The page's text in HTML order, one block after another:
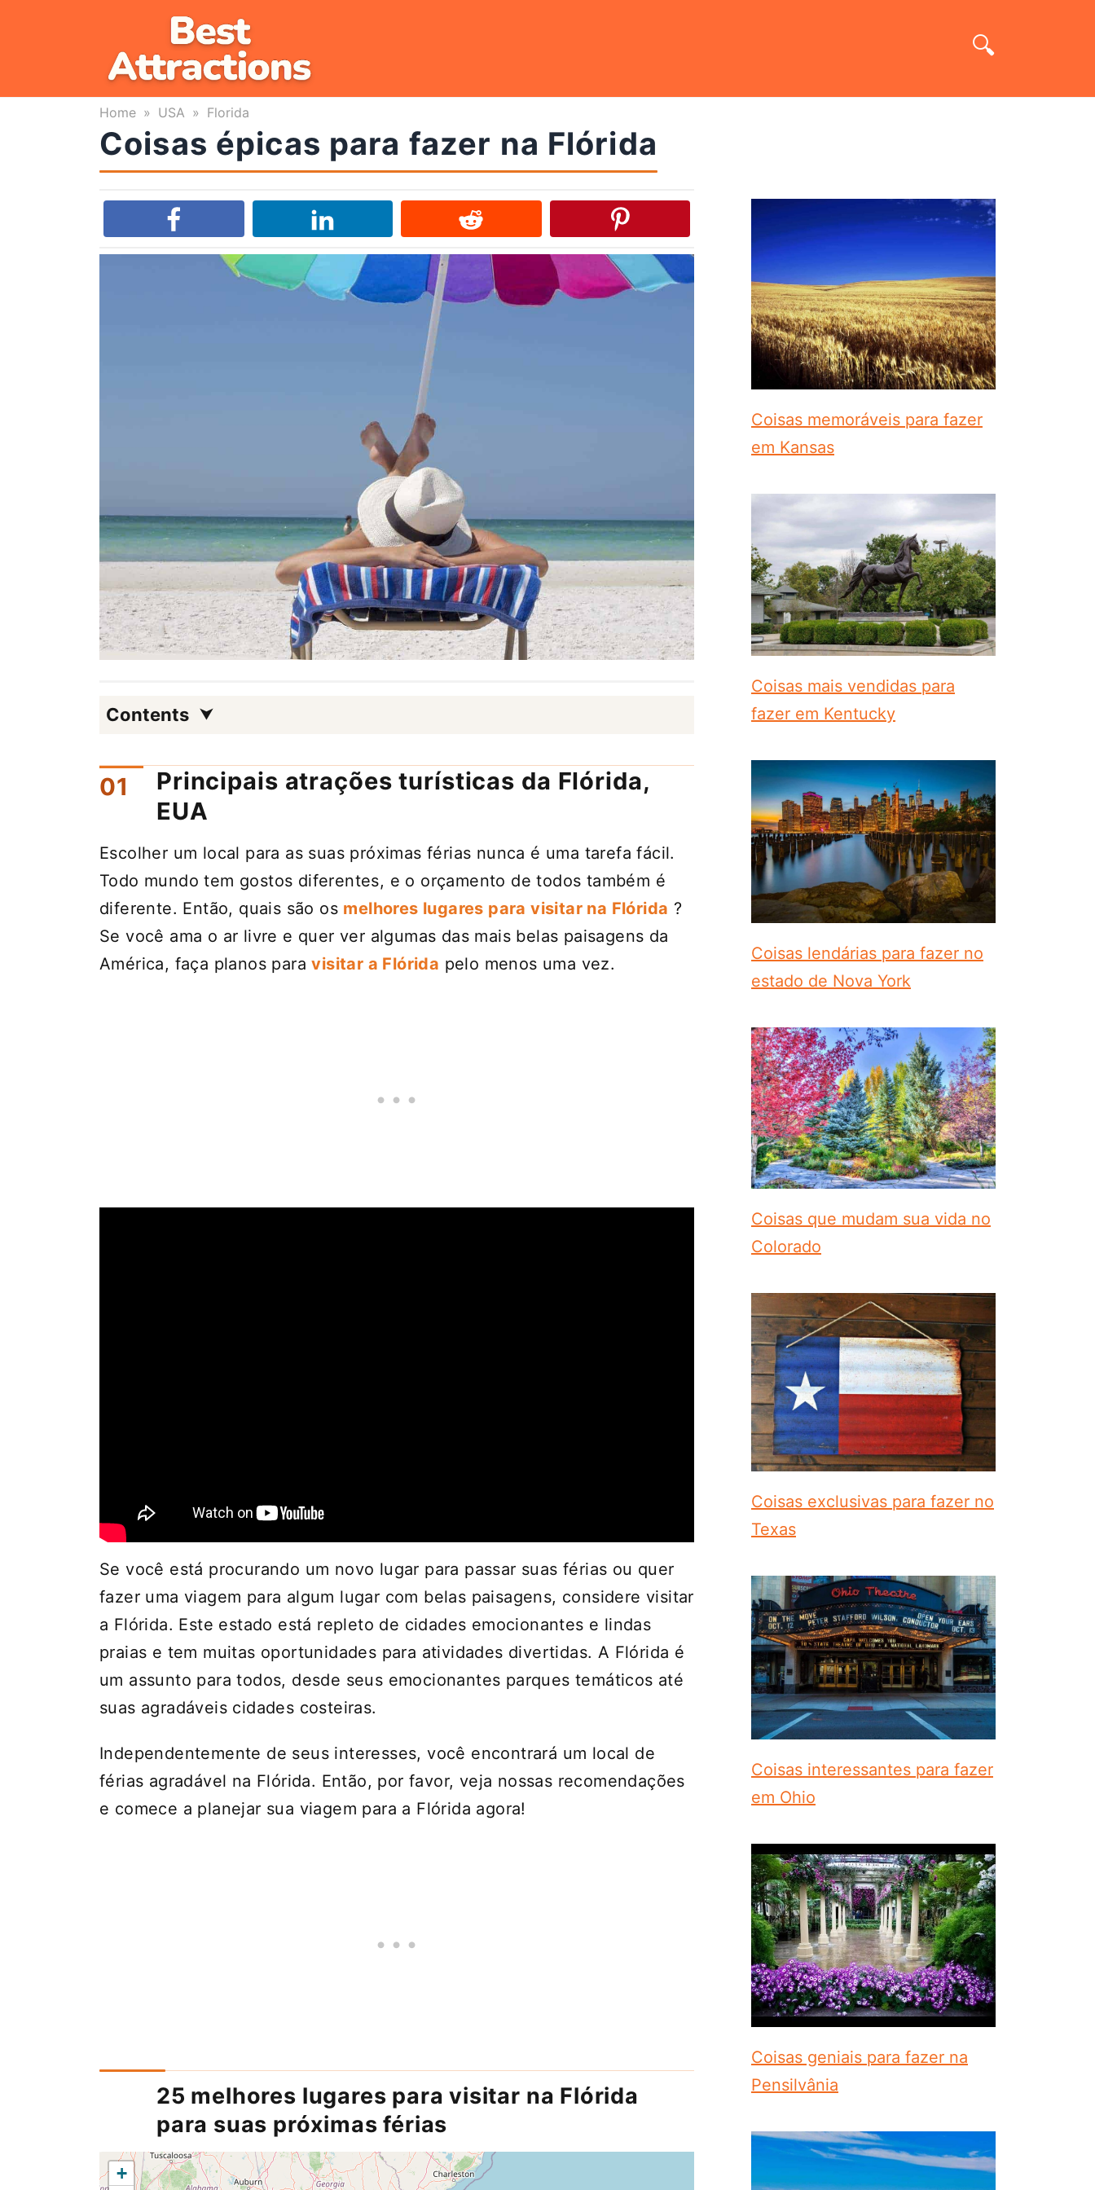
Home » USA » Florida
Coisas épicas para fazer na Flórida
Contents
Principais atrações turísticas da Flórida,
EUA
Escolher um local para as suas próximas férias nunca é uma tarefa fácil.
Todo mundo tem gostos diferentes, e o orçamento de todos também é
diferente. Então, quais são os melhores lugares para visitar na Flórida ?
Se você ama o ar livre e quer ver algumas das mais belas paisagens da
América, faça planos paravisitar a Flórida pelo menos uma vez.
Se você está procurando um novo lugar para passar suas férias ou quer
fazer uma viagem para algum lugar com belas paisagens, considere visitar
a Flórida. Este estado está repleto de cidades emocionantes e lindas
praias e tem muitas oportunidades para atividades divertidas. A Flórida é
um assunto para todos, desde seus emocionantes parques temáticos até
suas agradáveis ​​cidades costeiras.
Independentemente de seus interesses, você encontrará um local de
férias agradável na Flórida. Então, por favor, veja nossas recomendações
e comece a planejar sua viagem para a Flórida agora!
25 melhores lugares para visitar na Flórida
para suas próximas férias
+
Coisas memoráveis ​​para fazer
em Kansas
Coisas mais vendidas para
fazer em Kentucky
Coisas lendárias para fazer no
estado de Nova York
Coisas que mudam sua vida no
Colorado
Coisas exclusivas para fazer no
Texas
Coisas interessantes para fazer
em Ohio
Coisas geniais para fazer na
Pensilvânia